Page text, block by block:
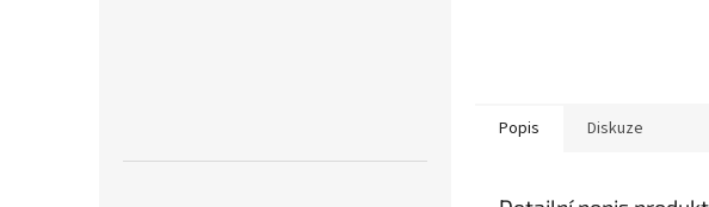
Popis Diskuze